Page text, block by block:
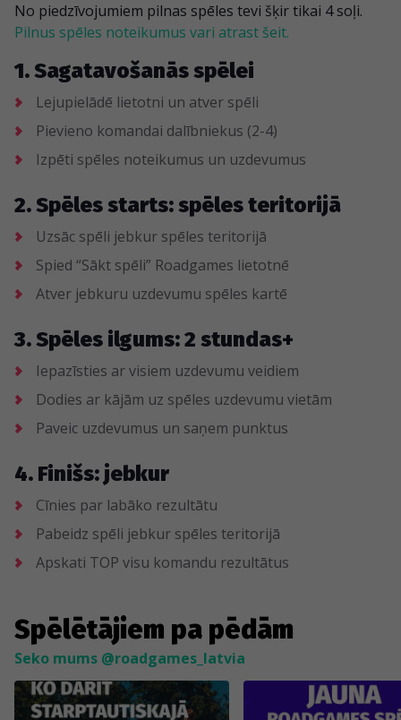
No piedzīvojumiem pilnas spēles tevi šķir tikai 4 soļi.
Pilnus spēles noteikumus vari atrast šeit.
1. Sagatavošanās spēlei
Lejupielādē lietotni un atver spēli
Pievieno komandai dalībniekus (2-4)
Izpēti spēles noteikumus un uzdevumus
2. Spēles starts: spēles teritorijā
Uzsāc spēli jebkur spēles teritorijā
Spied “Sākt spēli” Roadgames lietotnē
Atver jebkuru uzdevumu spēles kartē
3. Spēles ilgums: 2 stundas+
Iepazīsties ar visiem uzdevumu veidiem
Dodies ar kājām uz spēles uzdevumu vietām
Paveic uzdevumus un saņem punktus
4. Finišs: jebkur
Cīnies par labāko rezultātu
Pabeidz spēli jebkur spēles teritorijā
Apskati TOP visu komandu rezultātus
Spēlētājiem pa pēdām
Seko mums @roadgames_latvia